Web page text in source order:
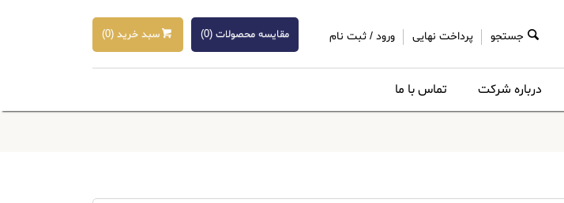
جستجو پرداخت نهایی ورود /ثبت نام سبد خرید (0
) مقایسه محصولات (0
)
درباره شرکت تماس با ما